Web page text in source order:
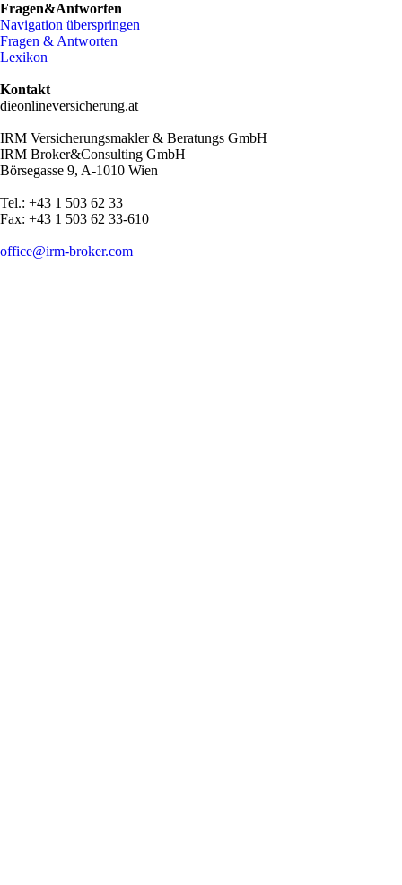
Fragen&Antworten
Navigation überspringen
Fragen & Antworten
Lexikon
Kontakt
dieonlineversicherung.at
IRM Versicherungsmakler & Beratungs GmbH
IRM Broker&Consulting GmbH
Börsegasse 9, A-1010 Wien
Tel.: +43 1 503 62 33
Fax: +43 1 503 62 33-610
office@irm-broker.com